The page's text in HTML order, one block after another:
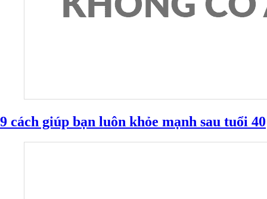
9 cách giúp bạn luôn khỏe mạnh sau tuổi 40